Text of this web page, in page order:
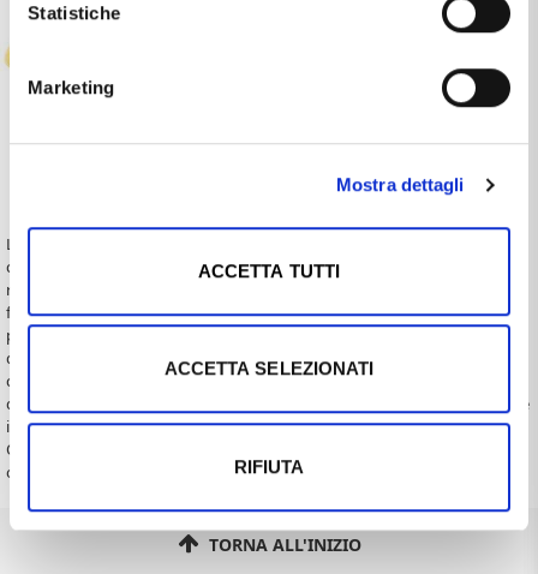
Statistiche
Marketing
Mostra dettagli
ACCETTA TUTTI
ACCETTA SELEZIONATI
RIFIUTA
UNOAERRE
bianco
UNOAERRE
giallo
Le fedi Classiche Unoerre proposte sullo shop OnLine sono in oro giallo
come vuole la tradizione del matrimonio, ma anche in oro bianco e in oro
rosa tutte a finitura lucida. E' possibile anche acquistare la meravigliosa
fede Classica Unoaerre con 4 diamanti incastonati ai 4 poli, molto
particolare ed elegante. La particolarità che riscontriamo nell'acquisto di
queste fedi è he a seconda della misura, di un medesimo modello, non
cambia il prezzo, cosa invece che accade per ogni altro tipo di fede;
questo perchè ogni misura di un modello ha il solito peso: le fedi classiche
in oro giallo infatti essitono nelle varianti di 3 - 4 - 5 - 6 - 7 - 8 - 10 grammi.
Ogni Fede Classica Unoaerre è consegnata con scatola e garanzia
originale Unoaerre.
TORNA ALL'INIZIO